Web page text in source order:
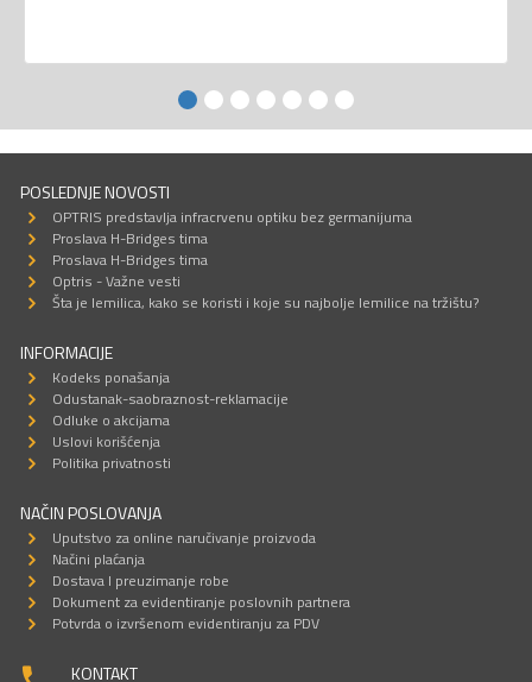
POSLEDNJE NOVOSTI
OPTRIS predstavlja infracrvenu optiku bez germanijuma
Proslava H-Bridges tima
Proslava H-Bridges tima
Optris - Važne vesti
Šta je lemilica, kako se koristi i koje su najbolje lemilice na tržištu?
INFORMACIJE
Kodeks ponašanja
Odustanak-saobraznost-reklamacije
Odluke o akcijama
Uslovi korišćenja
Politika privatnosti
NAČIN POSLOVANJA
Uputstvo za online naručivanje proizvoda
Načini plaćanja
Dostava I preuzimanje robe
Dokument za evidentiranje poslovnih partnera
Potvrda o izvršenom evidentiranju za PDV
KONTAKT